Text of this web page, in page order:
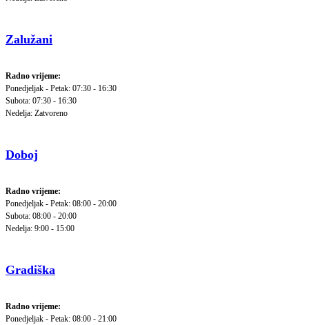
Zalužani
Radno vrijeme:
Ponedjeljak - Petak: 07:30 - 16:30
Subota: 07:30 - 16:30
Nedelja: Zatvoreno
Doboj
Radno vrijeme:
Ponedjeljak - Petak: 08:00 - 20:00
Subota: 08:00 - 20:00
Nedelja: 9:00 - 15:00
Gradiška
Radno vrijeme:
Ponedjeljak - Petak: 08:00 - 21:00